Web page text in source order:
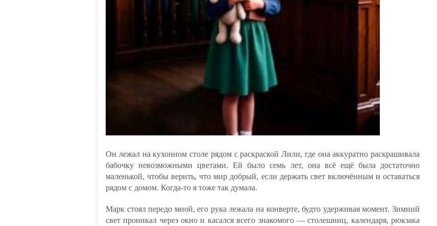
Он лежал на кухонном столе рядом с раскраской Лили, где она аккуратно раскрашивала
бабочку невозможными цветами. Ей было семь лет, она всё ещё была достаточно
маленькой, чтобы верить, что мир добрый, если держать свет включённым и оставаться
рядом с домом. Когда-то я тоже так думала.
Марк стоял передо мной, его рука лежала на конверте, будто удерживая момент. Зимний
свет проникал через окно и касался всего знакомого — столешниц, календаря, рюкзака